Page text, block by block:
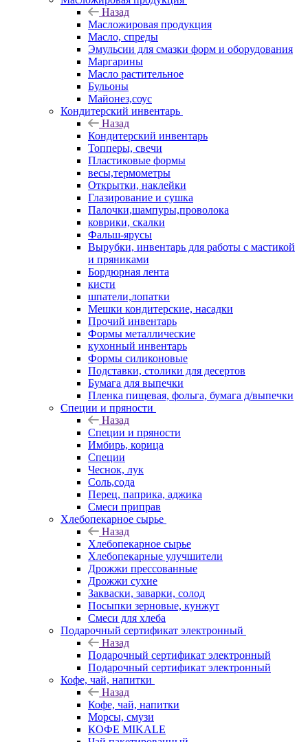
Назад
Масложировая продукция
Масло, спреды
Эмульсии для смазки форм и оборудования
Маргарины
Масло растительное
Бульоны
Майонез,соус
Кондитерский инвентарь
Назад
Кондитерский инвентарь
Топперы, свечи
Пластиковые формы
весы,термометры
Открытки, наклейки
Глазирование и сушка
Палочки,шампуры,проволока
коврики, скалки
Фальш-ярусы
Вырубки, инвентарь для работы с мастикой
и пряниками
Бордюрная лента
кисти
шпатели,лопатки
Мешки кондитерские, насадки
Прочий инвентарь
Формы металлические
кухонный инвентарь
Формы силиконовые
Подставки, столики для десертов
Бумага для выпечки
Пленка пищевая, фольга, бумага д/выпечки
Специи и пряности
Назад
Специи и пряности
Имбирь, корица
Специи
Чеснок, лук
Соль,сода
Перец, паприка, аджика
Смеси приправ
Хлебопекарное сырье
Назад
Хлебопекарное сырье
Хлебопекарные улучшители
Дрожжи прессованные
Дрожжи сухие
Закваски, заварки, солод
Посыпки зерновые, кунжут
Смеси для хлеба
Подарочный сертификат электронный
Назад
Подарочный сертификат электронный
Подарочный сертификат электронный
Кофе, чай, напитки
Назад
Кофе, чай, напитки
Морсы, смузи
КОФЕ MIKALE